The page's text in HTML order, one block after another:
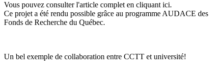
Vous pouvez consulter l'article complet en cliquant ici.
Ce projet a été rendu possible grâce au programme AUDACE des
Fonds de Recherche du Québec.
Un bel exemple de collaboration entre CCTT et université!